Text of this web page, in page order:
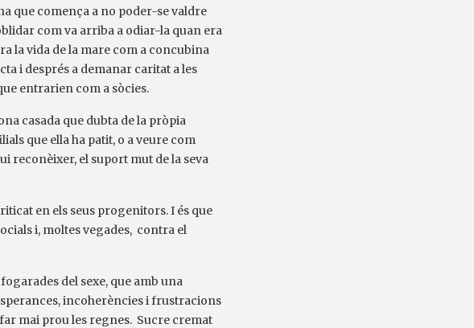
que comença a no poder-se valdre
com va arriba a odiar-la quan era
la vida de la mare com a concubina
i després a demanar caritat a les
entrarien com a sòcies.
casada que dubta de la pròpia
que ella ha patit, o a veure com
reconèixer, el suport mut de la seva
en els seus progenitors. I és que
i, moltes vegades, contra el
del sexe, que amb una
incoherències i frustracions
mai prou les regnes. Sucre cremat